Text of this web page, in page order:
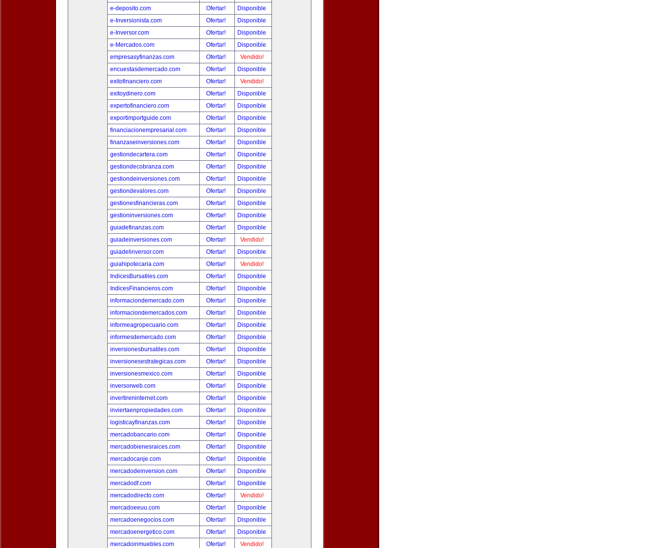
e-deposito.com
Ofertar!
Disponible
e-Inversionista.com
Ofertar!
Disponible
e-Inversor.com
Ofertar!
Disponible
e-Mercados.com
Ofertar!
Disponible
empresasyfinanzas.com
Ofertar!
Vendido!
encuestasdemercado.com
Ofertar!
Disponible
exitofinanciero.com
Ofertar!
Vendido!
exitoydinero.com
Ofertar!
Disponible
expertofinanciero.com
Ofertar!
Disponible
exportimportguide.com
Ofertar!
Disponible
financiacionempresarial.com
Ofertar!
Disponible
finanzaseinversiones.com
Ofertar!
Disponible
gestiondecartera.com
Ofertar!
Disponible
gestiondecobranza.com
Ofertar!
Disponible
gestiondeinversiones.com
Ofertar!
Disponible
gestiondevalores.com
Ofertar!
Disponible
gestionesfinancieras.com
Ofertar!
Disponible
gestioninversiones.com
Ofertar!
Disponible
guiadefinanzas.com
Ofertar!
Disponible
guiadeinversiones.com
Ofertar!
Vendido!
guiadelinversor.com
Ofertar!
Disponible
guiahipotecaria.com
Ofertar!
Vendido!
IndicesBursatiles.com
Ofertar!
Disponible
IndicesFinancieros.com
Ofertar!
Disponible
informaciondemercado.com
Ofertar!
Disponible
informaciondemercados.com
Ofertar!
Disponible
informeagropecuario.com
Ofertar!
Disponible
informesdemercado.com
Ofertar!
Disponible
inversionesbursatiles.com
Ofertar!
Disponible
inversionesestrategicas.com
Ofertar!
Disponible
inversionesmexico.com
Ofertar!
Disponible
inversorweb.com
Ofertar!
Disponible
invertireninternet.com
Ofertar!
Disponible
inviertaenpropiedades.com
Ofertar!
Disponible
logisticayfinanzas.com
Ofertar!
Disponible
mercadobancario.com
Ofertar!
Disponible
mercadobienesraices.com
Ofertar!
Disponible
mercadocanje.com
Ofertar!
Disponible
mercadodeinversion.com
Ofertar!
Disponible
mercadodf.com
Ofertar!
Disponible
mercadodirecto.com
Ofertar!
Vendido!
mercadoeeuu.com
Ofertar!
Disponible
mercadoenegocios.com
Ofertar!
Disponible
mercadoenergetico.com
Ofertar!
Disponible
mercadoinmuebles.com
Ofertar!
Vendido!